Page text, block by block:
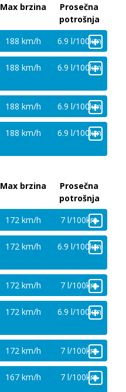
Max brzina
Prosečna
potrošnja
188 km/h 6.9 l/100km
+
188 km/h 6.9 l/100km
+
188 km/h 6.9 l/100km
+
188 km/h 6.9 l/100km
+
Max brzina
Prosečna
potrošnja
172 km/h 7 l/100km
+
172 km/h 6.9 l/100km
+
172 km/h 7 l/100km
+
172 km/h 6.9 l/100km
+
172 km/h 7 l/100km
+
167 km/h 7 l/100km
+